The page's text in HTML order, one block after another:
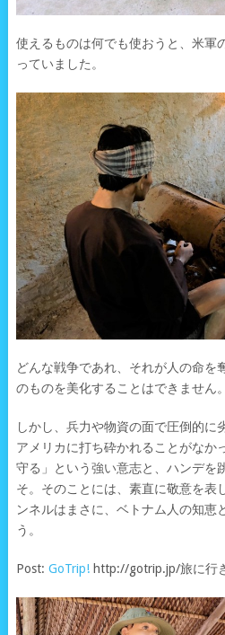
使えるものは何でも使おうと、米軍
っていました。
どんな戦争であれ、それが人の命を
のものを美化することはできません。
しかし、兵力や物資の面で圧倒的に
アメリカに打ち砕かれることがなか
守る」という強い意志と、ハンデを
そ。そのことには、素直に敬意を表
ンネルはまさに、ベトナム人の知恵
う。
Post: GoTrip!http://gotrip.jp/旅に行